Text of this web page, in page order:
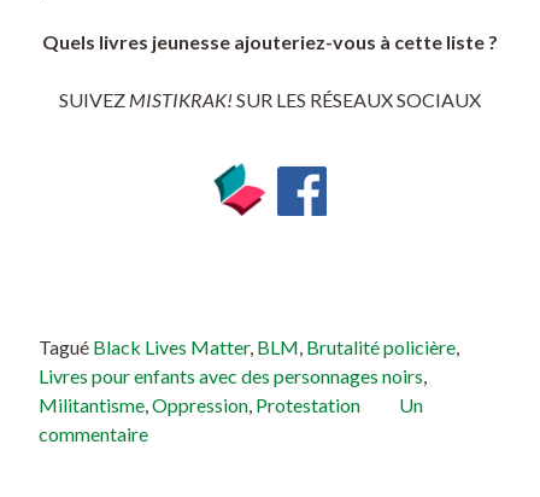
Quels livres jeunesse ajouteriez-vous à cette liste ?
SUIVEZ MISTIKRAK! SUR LES RÉSEAUX SOCIAUX
Tagué Black Lives Matter, BLM, Brutalité policière,
Livres pour enfants avec des personnages noirs,
Militantisme,Oppression, Protestation
Un
commentaire